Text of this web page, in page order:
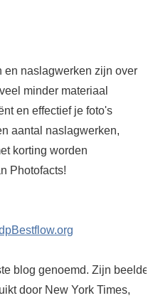
en naslagwerken zijn over
minder materiaal
en effectief je foto's
aantal naslagwerken,
korting worden
Photofacts!
blog genoemd. Zijn beelden
door New York Times,